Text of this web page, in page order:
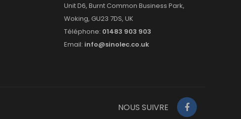
Unit D6, Burnt Common Business Park,
Woking, GU23 7DS, UK
Téléphone: 01483 903 903
Email: info@sinolec.co.uk
NOUS SUIVRE